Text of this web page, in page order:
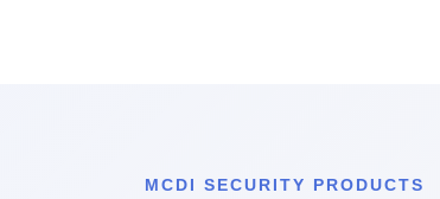
MCDI SECURITY PRODUCTS